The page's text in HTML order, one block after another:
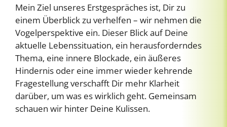
Mein Ziel unseres Erstgespräches ist, Dir zu
einem Überblick zu verhelfen – wir nehmen die
Vogelperspektive ein. Dieser Blick auf Deine
aktuelle Lebenssituation, ein herausforderndes
Thema, eine innere Blockade, ein äußeres
Hindernis oder eine immer wieder kehrende
Fragestellung verschafft Dir mehr Klarheit
darüber, um was es wirklich geht. Gemeinsam
schauen wir hinter Deine Kulissen.